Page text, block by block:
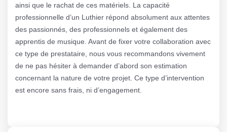
ainsi que le rachat de ces matériels. La capacité
professionnelle d’un Luthier répond absolument aux attentes
des passionnés, des professionnels et également des
apprentis de musique. Avant de fixer votre collaboration avec
ce type de prestataire, nous vous recommandons vivement
de ne pas hésiter à demander d’abord son estimation
concernant la nature de votre projet. Ce type d’intervention
est encore sans frais, ni d’engagement.